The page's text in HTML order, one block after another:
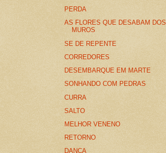
PERDA
AS FLORES QUE DESABAM DOS
MUROS
SE DE REPENTE
CORREDORES
DESEMBARQUE EM MARTE
SONHANDO COM PEDRAS
CURRA
SALTO
MELHOR VENENO
RETORNO
DANÇA